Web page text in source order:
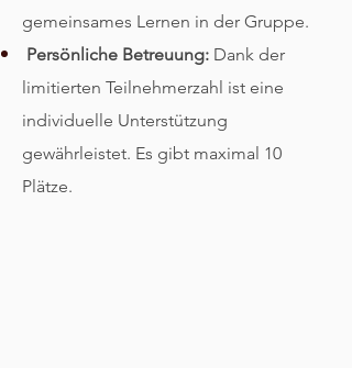
gemeinsames Lernen in der Gruppe.
Persönliche Betreuung: Dank der
limitierten Teilnehmerzahl ist eine
individuelle Unterstützung
gewährleistet. Es gibt maximal 10
Plätze.